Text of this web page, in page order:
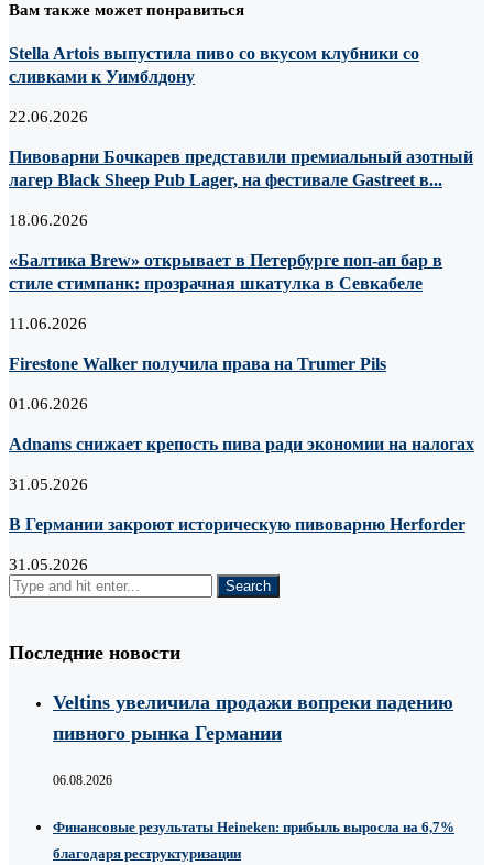
Вам также может понравиться
Stella Artois выпустила пиво со вкусом клубники со
сливками к Уимблдону
22.06.2026
Пивоварни Бочкарев представили премиальный азотный
лагер Black Sheep Pub Lager, на фестивале Gastreet в...
18.06.2026
«Балтика Brew» открывает в Петербурге поп-ап бар в
стиле стимпанк: прозрачная шкатулка в Севкабеле
11.06.2026
Firestone Walker получила права на Trumer Pils
01.06.2026
Adnams снижает крепость пива ради экономии на налогах
31.05.2026
В Германии закроют историческую пивоварню Herforder
31.05.2026
Последние новости
Veltins увеличила продажи вопреки падению
пивного рынка Германии
06.08.2026
Финансовые результаты Heineken: прибыль выросла на 6,7%
благодаря реструктуризации